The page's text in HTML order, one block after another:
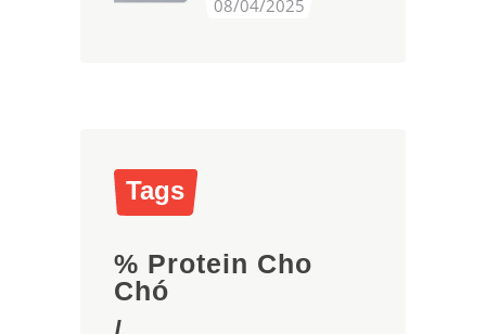
08/04/2025
Tags
% Protein Cho
Chó